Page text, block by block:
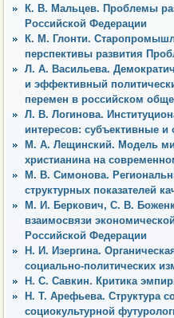
К. В. Мальцев. Проблемы
Российской Федерации
К. М. Глонти.
перспективы развития
Л. А. Васильева.
и эффективный
перемен в российском
Л. В. Логинова.
интересов: субъективные
М. А. Лещинский. Модель
христианина на
М. В. Симонова.
структурных показателей
М. И. Беркович, С. В.
взаимосвязи
Российской Федерации
Н. И. Изергина.
социально-политических
Н. С. Савкин. Критика
Н. Т. Арефьева. Структура
социокультурной